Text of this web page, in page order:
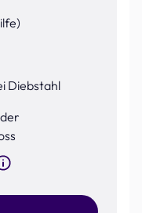
Diebstahl